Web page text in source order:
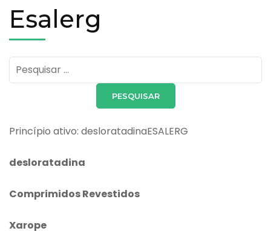
Esalerg
Pesquisar
por:
Princípio ativo: desloratadinaESALERG
desloratadina
Comprimidos Revestidos
Xarope